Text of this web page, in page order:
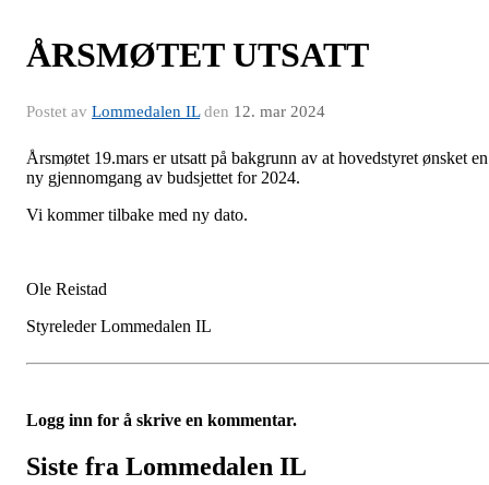
ÅRSMØTET UTSATT
Postet av Lommedalen ILden 12. mar 2024
Årsmøtet 19.mars er utsatt på bakgrunn av at hovedstyret ønsket en
ny gjennomgang av budsjettet for 2024.
Vi kommer tilbake med ny dato.
Ole Reistad
Styreleder Lommedalen IL
Logg inn for å skrive en kommentar.
Siste fra Lommedalen IL